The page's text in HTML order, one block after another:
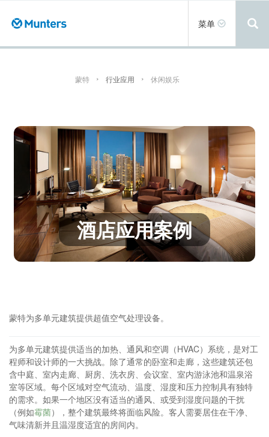
Toggle
菜单
蒙特 行业应用 休闲娱乐
酒店应用案例
蒙特为多单元建筑提供超值空气处理设备。
为多单元建筑提供适当的加热、通风和空调（HVAC）系统，是对工
程师和设计师的一大挑战。除了通常的卧室和走廊，这些建筑还包
含中庭、室内走廊、厨房、洗衣房、会议室、室内游泳池和温泉浴
室等区域。每个区域对空气流动、温度、湿度和压力控制具有独特
的需求。如果一个地区没有适当的通风、或受到湿度问题的干扰
（例如霉菌），整个建筑最终将面临风险。客人需要居住在干净、
气味清新并且温湿度适宜的房间内。